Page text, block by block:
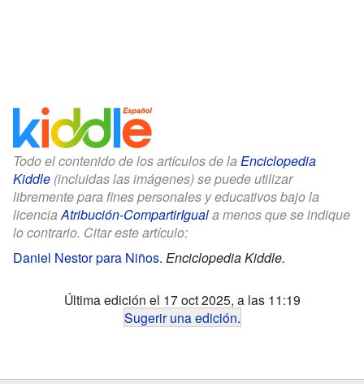
Todo el contenido de los artículos de la Enciclopedia
Kiddle (incluidas las imágenes) se puede utilizar
libremente para fines personales y educativos bajo la
licenciaAtribución-CompartirIguala menos que se indique
lo contrario. Citar este artículo:
Daniel Nestor para Niños. Enciclopedia Kiddle.
Última edición el 17 oct 2025, a las 11:19
Sugerir una edición.